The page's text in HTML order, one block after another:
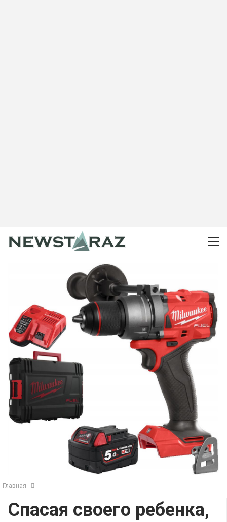
Главная
Спасая своего ребенка,